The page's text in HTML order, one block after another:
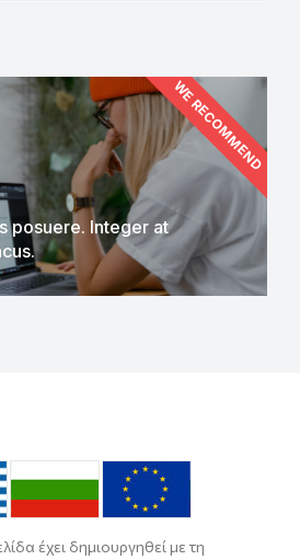
posuere. Integer at
WE RECOMMEND
έχει δημιουργηθεί με τη